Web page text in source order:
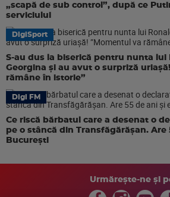
„scapă de sub control”, după ce
serviciului
DigiSport
S-au dus la biserică pentru nunta lui
Georgina și au avut o surpriză
rămâne în istorie”
Digi FM
Ce riscă bărbatul care a desenat o
pe o stâncă din Transfăgărășan. Are
București
Urmărește-ne și